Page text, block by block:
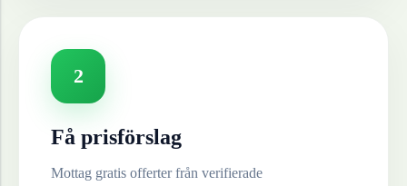
2
Få prisförslag
Mottag gratis offerter från verifierade